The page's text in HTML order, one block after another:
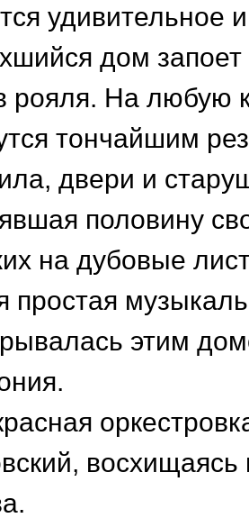
удивительное
дом
рояля. На любую
тончайшим
двери и
половину
на дубовые
простая
этим
восхищаясь